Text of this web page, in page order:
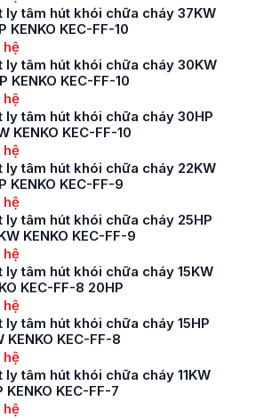
ly tâm hút khói chữa cháy 37KW
KENKO KEC-FF-10
hệ
ly tâm hút khói chữa cháy 30KW
KENKO KEC-FF-10
hệ
ly tâm hút khói chữa cháy 30HP
KENKO KEC-FF-10
hệ
ly tâm hút khói chữa cháy 22KW
KENKO KEC-FF-9
hệ
ly tâm hút khói chữa cháy 25HP
KENKO KEC-FF-9
hệ
ly tâm hút khói chữa cháy 15KW
KEC-FF-8 20HP
hệ
ly tâm hút khói chữa cháy 15HP
KENKO KEC-FF-8
hệ
ly tâm hút khói chữa cháy 11KW
KENKO KEC-FF-7
hệ